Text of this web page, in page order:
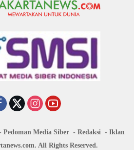
Pedoman Media Siber Redaksi
Iklan
All Rights Reserved.